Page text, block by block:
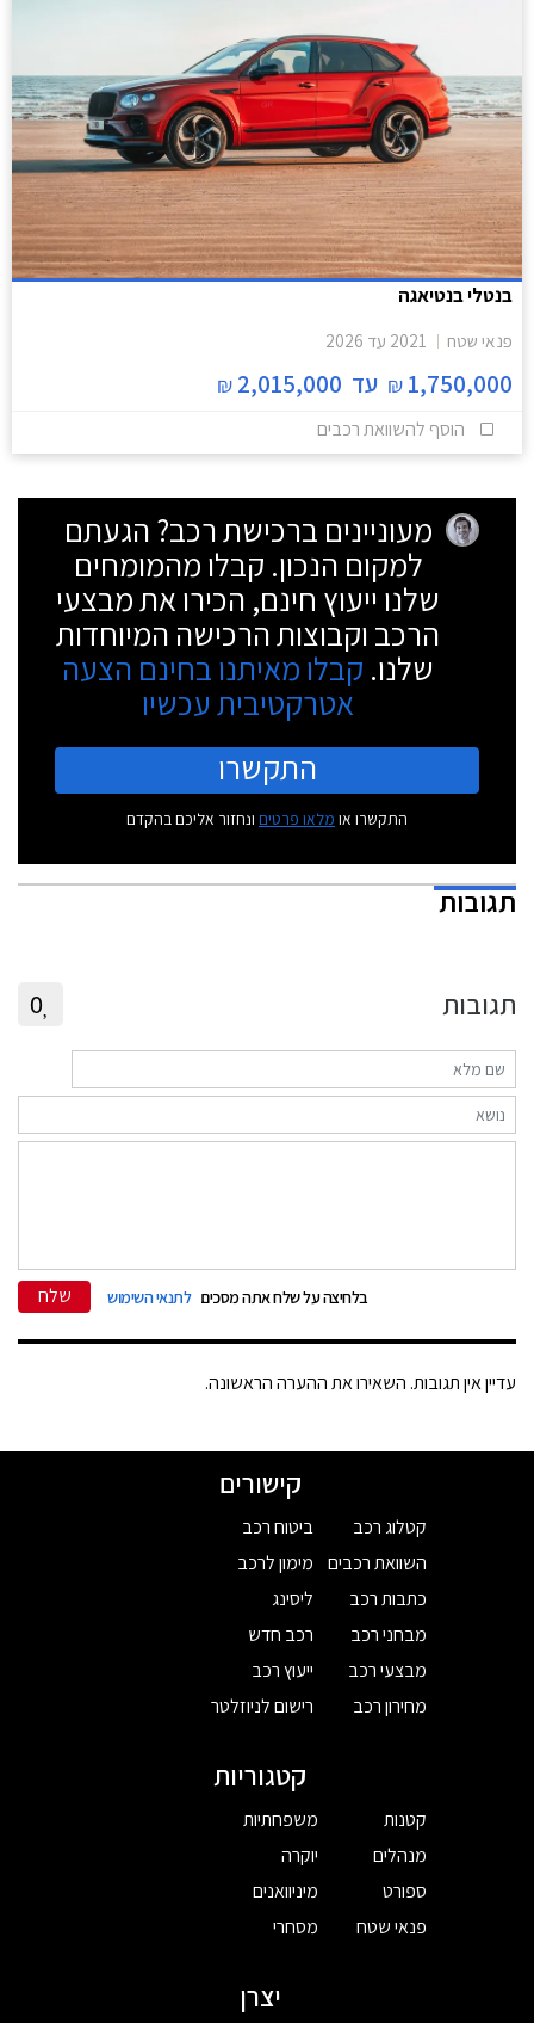
בנטלי בנטיאגה
פנאי שטח 2021 עד 2026
1,750,000
₪ עד 2,015,000
₪
הוסף להשוואת רכבים
מעוניינים ברכישת רכב? הגעתם
למקום הנכון. קבלו מהמומחים
שלנו ייעוץ חינם, הכירו את מבצעי
הרכב וקבוצות הרכישה המיוחדות
שלנו. קבלו מאיתנו בחינם הצעה
אטרקטיבית עכשיו
התקשרו
התקשרו או מלאו פרטים ונחזור אליכם בהקדם
תגובות
תגובות 0
בלחיצה על שלח אתה מסכים לתנאי השימוש שלח
עדיין אין תגובות. השאירו את ההערה הראשונה.
קישורים
קטלוג רכב
השוואת רכבים
כתבות רכב
מבחני רכב
מבצעי רכב
מחירון רכב
ביטוח רכב
מימון לרכב
ליסינג
רכב חדש
ייעוץ רכב
רישום לניוזלטר
קטגוריות
קטנות
מנהלים
ספורט
פנאי שטח
משפחתיות
יוקרה
מיניוואנים
מסחרי
יצרן